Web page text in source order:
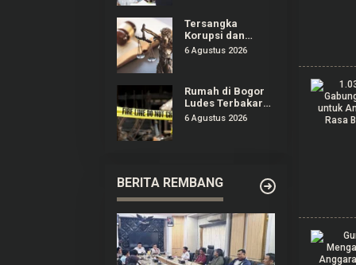
Tersangka
Korupsi dan
TPPU Febrie
6 Agustus 2026
Rumah di Bogor
Ludes Terbakar
Buntut Cekcok
6 Agustus 2026
BERITA REMBANG